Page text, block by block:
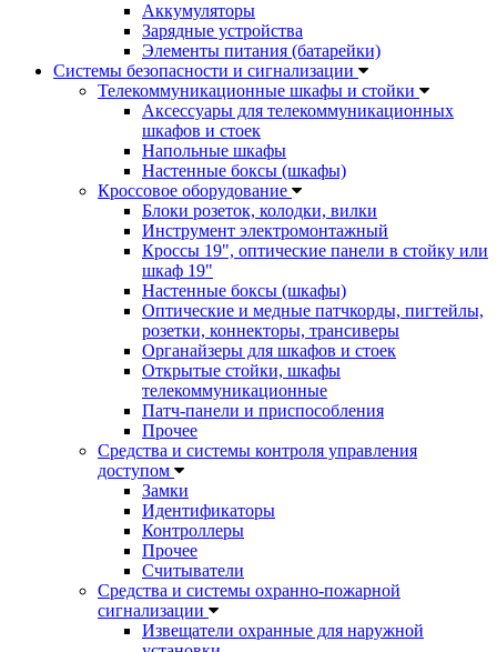
Аккумуляторы
Зарядные устройства
Элементы питания (батарейки)
Системы безопасности и сигнализации
Телекоммуникационные шкафы и стойки
Аксессуары для телекоммуникационных
шкафов и стоек
Напольные шкафы
Настенные боксы (шкафы)
Кроссовое оборудование
Блоки розеток, колодки, вилки
Инструмент электромонтажный
Кроссы 19", оптические панели в стойку или
шкаф 19"
Настенные боксы (шкафы)
Оптические и медные патчкорды, пигтейлы,
розетки, коннекторы, трансиверы
Органайзеры для шкафов и стоек
Открытые стойки, шкафы
телекоммуникационные
Патч-панели и приспособления
Прочее
Средства и системы контроля управления
доступом
Замки
Идентификаторы
Контроллеры
Прочее
Считыватели
Средства и системы охранно-пожарной
сигнализации
Извещатели охранные для наружной